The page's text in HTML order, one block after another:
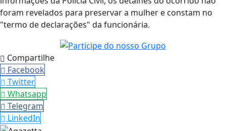
foram revelados para preservar a mulher e constam no
"termo de declarações" da funcionária.
Compartilhe
Facebook
Twitter
Whatsapp
Telegram
LinkedIn